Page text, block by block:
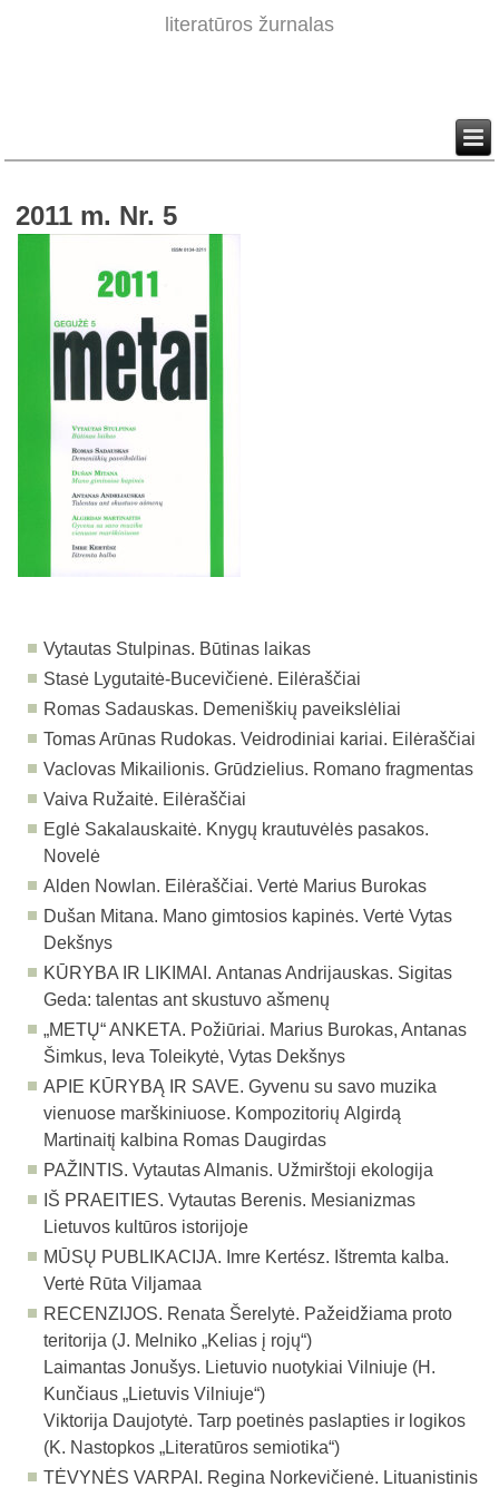
literatūros žurnalas
2011 m. Nr. 5
Vytautas Stulpinas. Būtinas laikas
Stasė Lygutaitė-Bucevičienė. Eilėraščiai
Romas Sadauskas. Demeniškių paveikslėliai
Tomas Arūnas Rudokas. Veidrodiniai kariai. Eilėraščiai
Vaclovas Mikailionis. Grūdzielius. Romano fragmentas
Vaiva Ružaitė. Eilėraščiai
Eglė Sakalauskaitė. Knygų krautuvėlės pasakos.
Novelė
Alden Nowlan. Eilėraščiai. Vertė Marius Burokas
Dušan Mitana. Mano gimtosios kapinės. Vertė Vytas
Dekšnys
KŪRYBA IR LIKIMAI.Antanas Andrijauskas. Sigitas
Geda: talentas ant skustuvo ašmenų
„METŲ“ ANKETA. Požiūriai. Marius Burokas, Antanas
Šimkus, Ieva Toleikytė, Vytas Dekšnys
APIE KŪRYBĄ IR SAVE.Gyvenu su savo muzika
vienuose marškiniuose. Kompozitorių Algirdą
Martinaitį kalbina Romas Daugirdas
PAŽINTIS. Vytautas Almanis. Užmirštoji ekologija
IŠ PRAEITIES.Vytautas Berenis. Mesianizmas
Lietuvos kultūros istorijoje
MŪSŲ PUBLIKACIJA. Imre Kertész. Ištremta kalba.
Vertė Rūta Viljamaa
RECENZIJOS. Renata Šerelytė. Pažeidžiama proto
teritorija (J. Melniko „Kelias į rojų“)
Laimantas Jonušys. Lietuvio nuotykiai Vilniuje (H.
Kunčiaus „Lietuvis Vilniuje“)
Viktorija Daujotytė. Tarp poetinės paslapties ir logikos
(K. Nastopkos „Literatūros semiotika“)
TĖVYNĖS VARPAI. Regina Norkevičienė. Lituanistinis